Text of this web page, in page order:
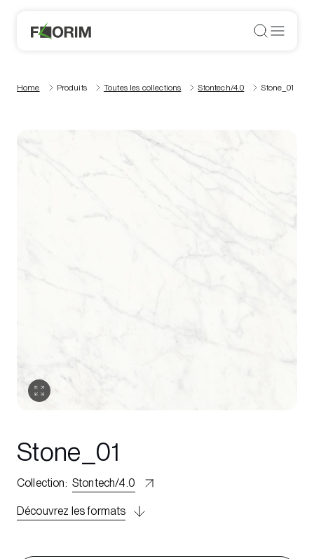
Home Produits Toutes les collections Stontech/4.0 Stone_01
Stone_01
Collection: Stontech/4.0
Découvrez les formats